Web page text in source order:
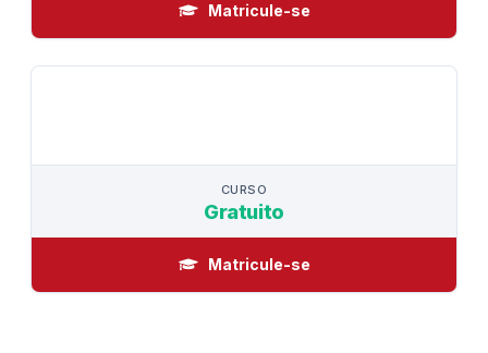
Matricule-se
CURSO
Gratuito
Matricule-se